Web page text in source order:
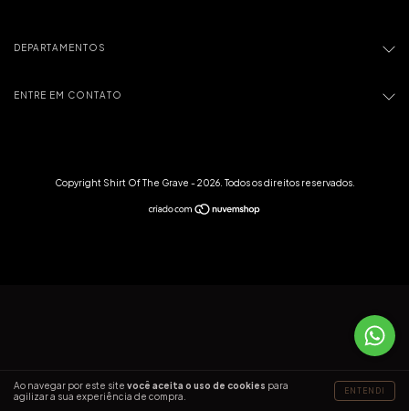
Ao navegar por este site você aceita o uso de cookies para
agilizar a sua experiência de compra.
ENTENDI
DEPARTAMENTOS
ENTRE EM CONTATO
Copyright Shirt Of The Grave - 2026. Todos os direitos reservados.